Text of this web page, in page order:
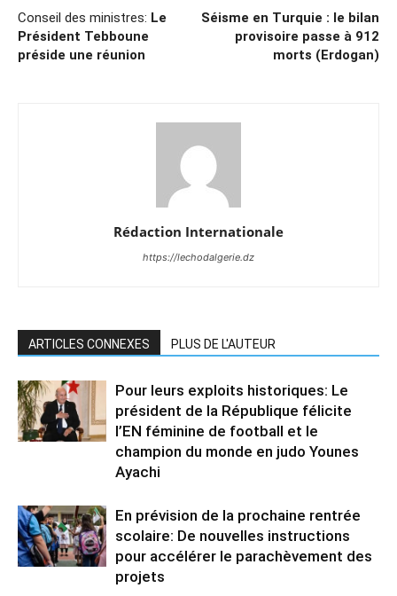
Conseil des ministres: Le
Président Tebboune
préside une réunion
Séisme en Turquie : le bilan
provisoire passe à 912
morts (Erdogan)
Rédaction Internationale
https://lechodalgerie.dz
ARTICLES CONNEXES PLUS DE L'AUTEUR
Pour leurs exploits historiques: Le
président de la République félicite
l’EN féminine de football et le
champion du monde en judo Younes
Ayachi
En prévision de la prochaine rentrée
scolaire: De nouvelles instructions
pour accélérer le parachèvement des
projets